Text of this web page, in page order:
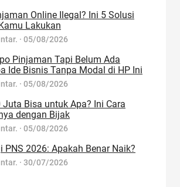
Online Ilegal? Ini 5 Solusi
Lakukan
· 05/08/2026
Pinjaman Tapi Belum Ada
Ide Bisnis Tanpa Modal di HP Ini
· 05/08/2026
Juta Bisa untuk Apa? Ini Cara
dengan Bijak
· 05/08/2026
PNS 2026: Apakah Benar Naik?
· 30/07/2026